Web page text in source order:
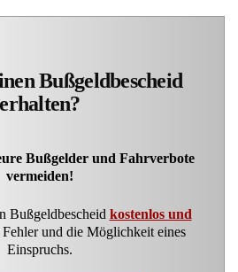
Bußgeldbescheid
erhalten?
Bußgelder und Fahrverbote
vermeiden!
Bußgeldbescheid kostenlos und
Fehler und die Möglichkeit eines
Einspruchs.